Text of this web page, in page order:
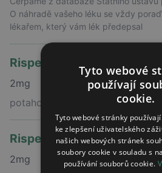
O náhradě vašeho léku se vždy
lékařem, který vám lék předepsal
Rispen
potahovaná tableta
2mg
Risperdal
2mg
Tyto webové
používají
cookie.
Tyto webové stránky
ke zlepšení uživatelského
našich webových stránek
soubory cookie v souladu s
používání souborů cookie.